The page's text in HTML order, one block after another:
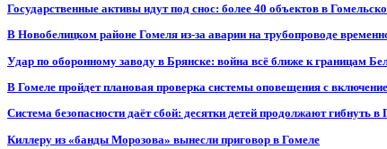
Государственные активы идут под снос: более 40 объектов в
В Новобелицком районе Гомеля из-за аварии на трубопроводе
Удар по оборонному заводу в Брянске: война всё ближе к границам
В Гомеле пройдет плановая проверка системы оповещения с
Система безопасности даёт сбой: десятки детей продолжают гибнуть в
Киллеру из «банды Морозова» вынесли приговор в Гомеле